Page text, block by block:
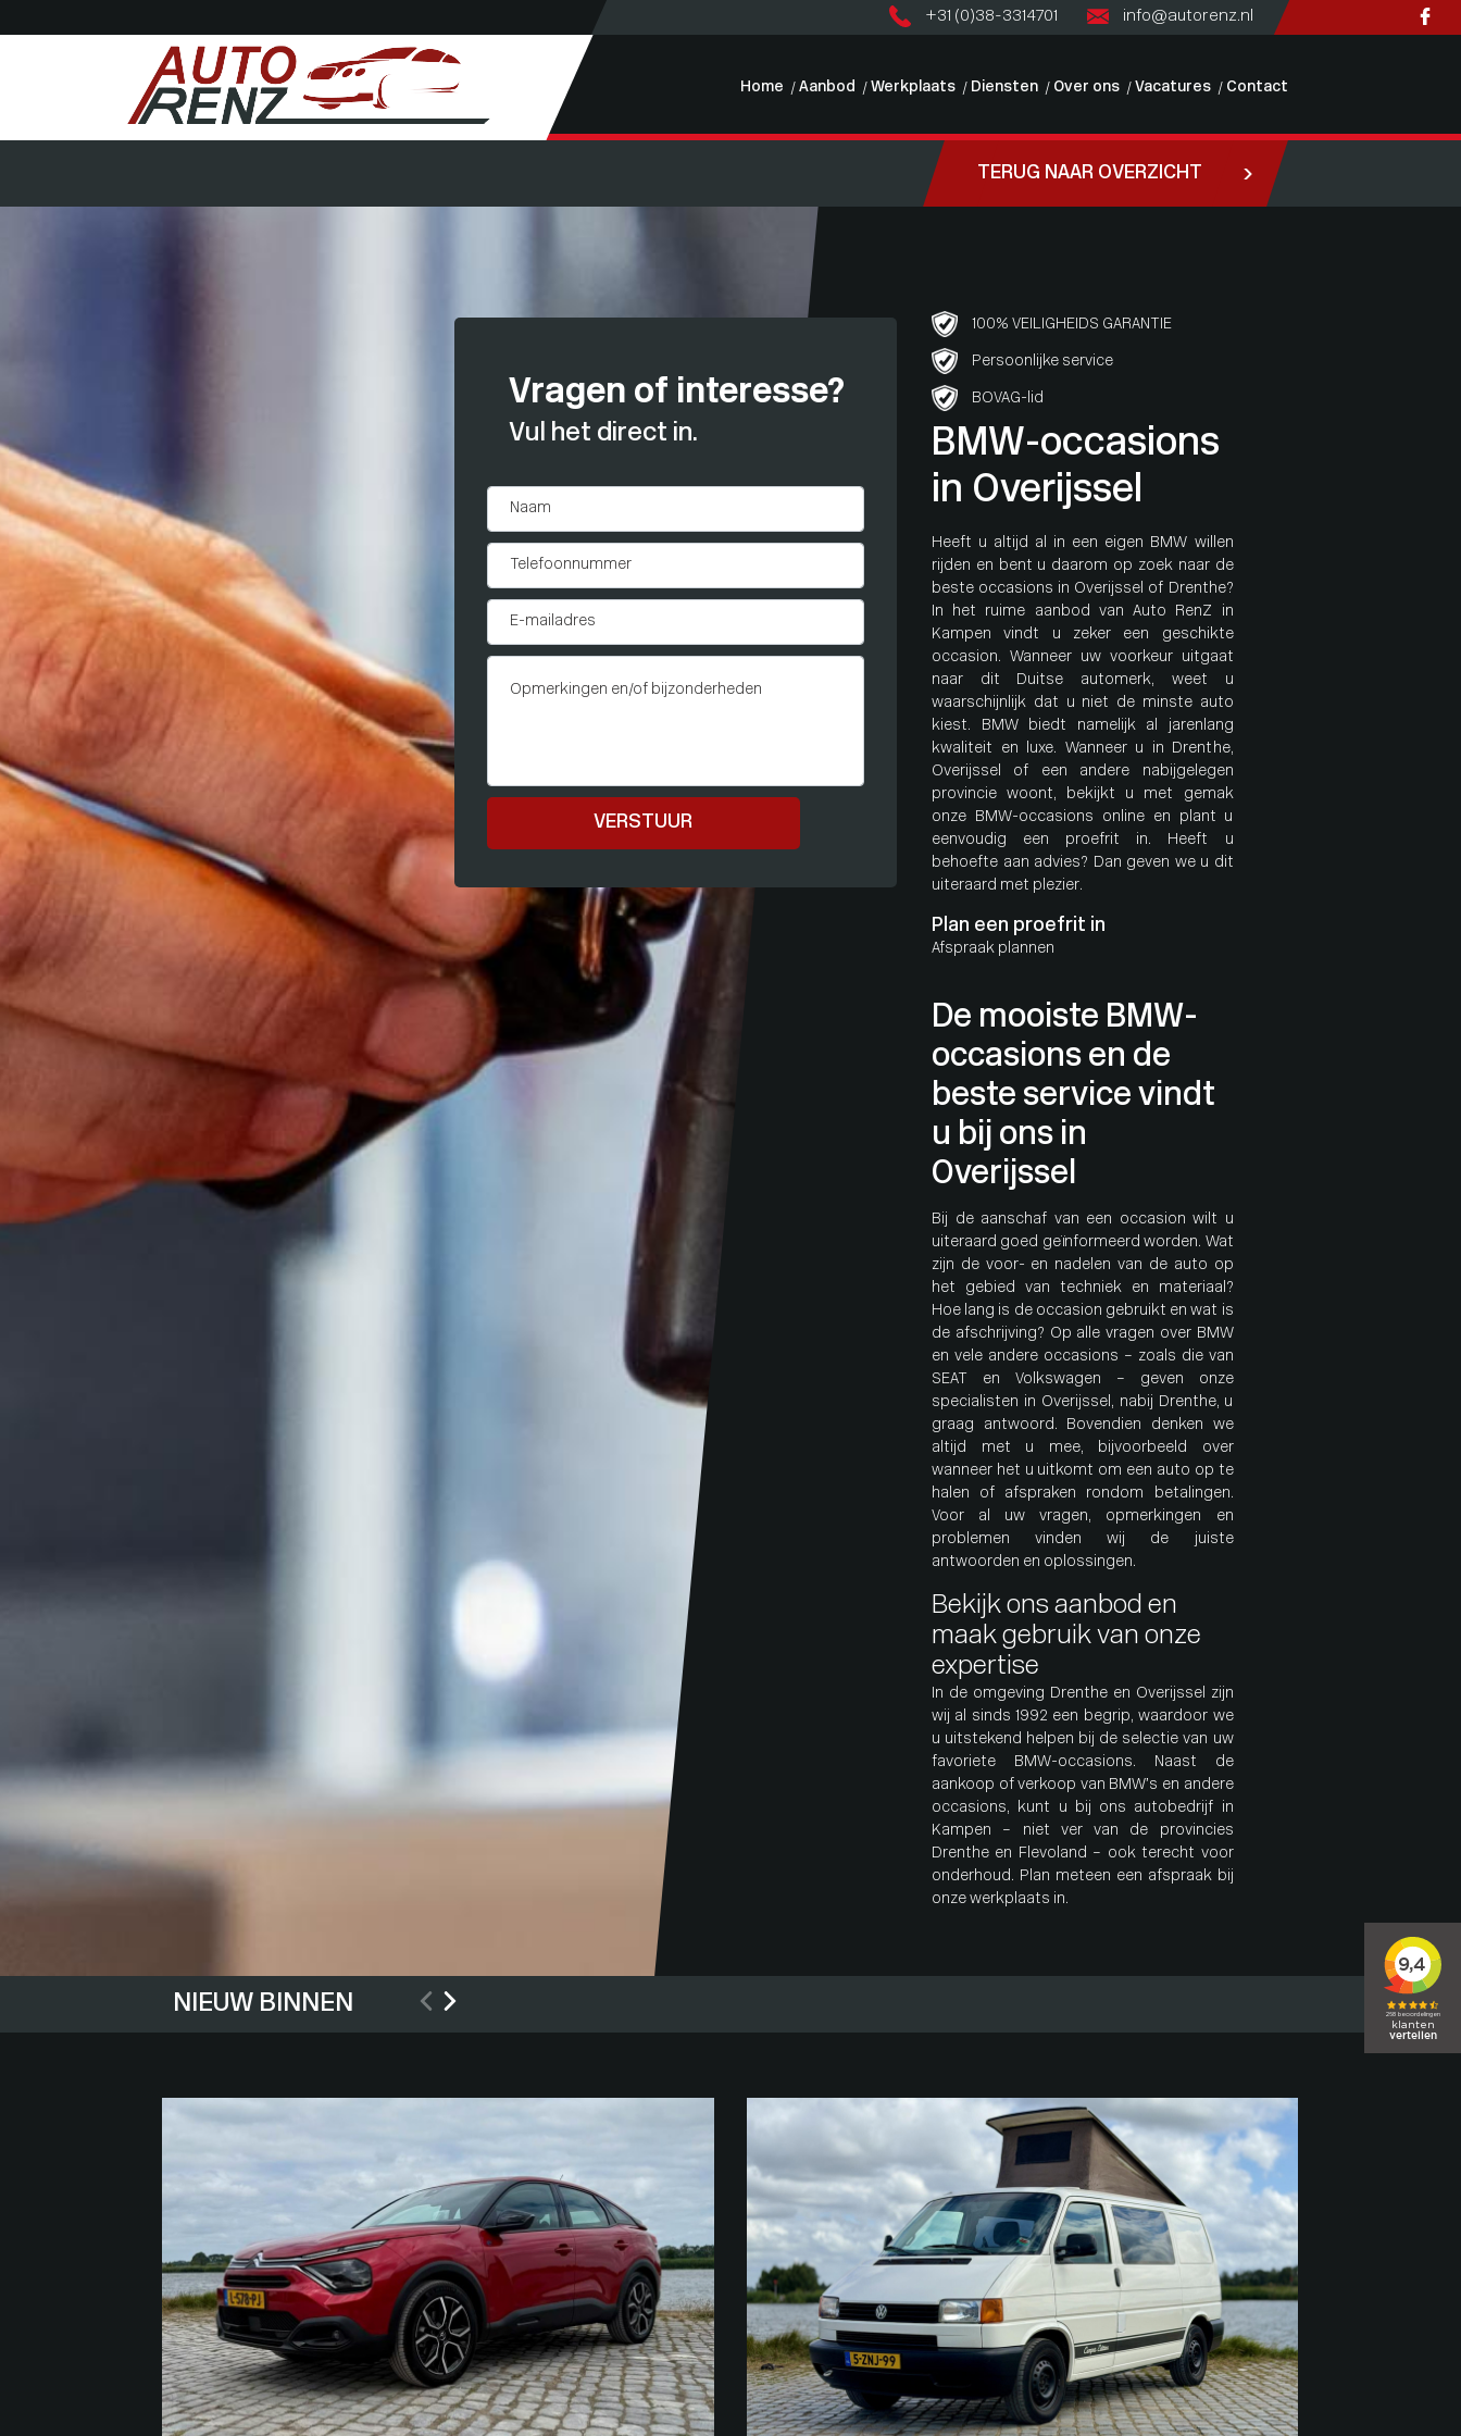
+31 (0)38-3314701 info@autorenz.nl
Home Aanbod Werkplaats Diensten Over ons Vacatures Contact
TERUG NAAR OVERZICHT
100% VEILIGHEIDS GARANTIE
Persoonlijke service
BOVAG-lid
BMW-occasions
in Overijssel
Heeft u altijd al in een eigen BMW willen
rijden en bent u daarom op zoek naar de
beste occasions in Overijssel of Drenthe?
In het ruime aanbod van Auto RenZ in
Kampen vindt u zeker een geschikte
occasion. Wanneer uw voorkeur uitgaat
naar dit Duitse automerk, weet u
waarschijnlijk dat u niet de minste auto
kiest. BMW biedt namelijk al jarenlang
kwaliteit en luxe. Wanneer u in Drenthe,
Overijssel of een andere nabijgelegen
provincie woont, bekijkt u met gemak
onze BMW-occasions online en plant u
eenvoudig een proefrit in. Heeft u
behoefte aan advies? Dan geven we u dit
uiteraard met plezier.
Plan een proefrit in
Afspraak plannen
De mooiste BMW-
occasions en de
beste service vindt
u bij ons in
Overijssel
Bij de aanschaf van een occasion wilt u
uiteraard goed geïnformeerd worden. Wat
zijn de voor- en nadelen van de auto op
het gebied van techniek en materiaal?
Hoe lang is de occasion gebruikt en wat is
de afschrijving? Op alle vragen over BMW
en vele andere occasions – zoals die van
SEAT en Volkswagen – geven onze
specialisten in Overijssel, nabij Drenthe, u
graag antwoord. Bovendien denken we
altijd met u mee, bijvoorbeeld over
wanneer het u uitkomt om een auto op te
halen of afspraken rondom betalingen.
Voor al uw vragen, opmerkingen en
problemen vinden wij de juiste
antwoorden en oplossingen.
Bekijk ons aanbod en
maak gebruik van onze
expertise
In de omgeving Drenthe en Overijssel zijn
wij al sinds 1992 een begrip, waardoor we
u uitstekend helpen bij de selectie van uw
favoriete BMW-occasions. Naast de
aankoop of verkoop van BMW’s en andere
occasions, kunt u bij ons autobedrijf in
Kampen – niet ver van de provincies
Drenthe en Flevoland – ook terecht voor
onderhoud . Plan meteen een afspraak bij
onze werkplaats in.
Vragen of interesse?
Vul het direct in.
VERSTUUR
NIEUW BINNEN